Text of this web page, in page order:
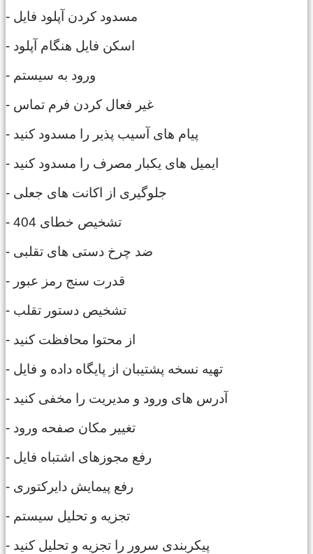
- مسدود کردن آپلود فایل
- اسکن فایل هنگام آپلود
- ورود به سیستم
- غیر فعال کردن فرم تماس
- پیام های آسیب پذیر را مسدود کنید
- ایمیل های یکبار مصرف را مسدود کنید
- جلوگیری از اکانت های جعلی
- تشخیص خطای 404
- ضد چرخ دستی های تقلبی
- قدرت سنج رمز عبور
- تشخیص دستور تقلب
- از محتوا محافظت کنید
- تهیه نسخه پشتیبان از پایگاه داده و فایل
- آدرس های ورود و مدیریت را مخفی کنید
- تغییر مکان صفحه ورود
- رفع مجوزهای اشتباه فایل
- رفع پیمایش دایرکتوری
- تجزیه و تحلیل سیستم
- پیکربندی سرور را تجزیه و تحلیل کنید